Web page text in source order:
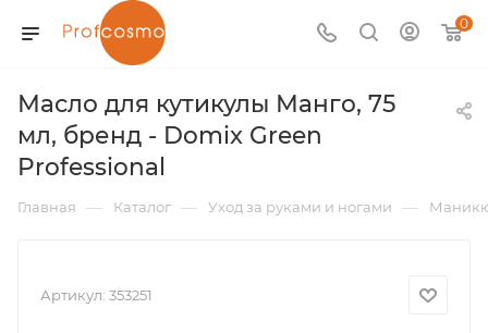
0
Масло для кутикулы Манго, 75
мл, бренд - Domix Green
Professional
Главная — Каталог — Уход за руками и ногами —
Артикул: 353251